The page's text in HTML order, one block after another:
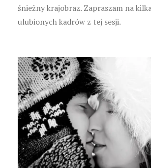
śnieżny krajobraz. Zapraszam na
ulubionych kadrów z tej sesji.